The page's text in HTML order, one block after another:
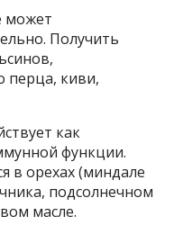
может
Получить
перца, киви,
как
функции.
в орехах (миндале
подсолнечном
масле.